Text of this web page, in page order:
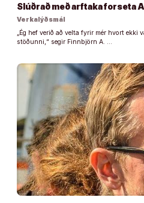
Slúðrað með arftaka forseta
Verkalýðsmál
„Ég hef verið að velta fyrir mér hvort ekki
stöðunni,“ segir Finnbjörn A. …